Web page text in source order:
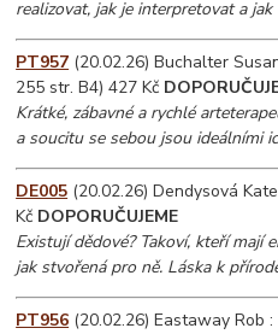
realizovat, jak je interpretovat a
PT957 (20.02.26) Buchalter
255 str. B4) 427 Kč
Krátké, zábavné a rychlé
a soucitu se sebou jsou ideálními
DE005 (20.02.26) Dendysová
Kč DOPORUČUJEME
Existují dědové? Takoví, kteří mají
jak stvořená pro ně. Láska k
PT956 (20.02.26) Eastaway Rob :